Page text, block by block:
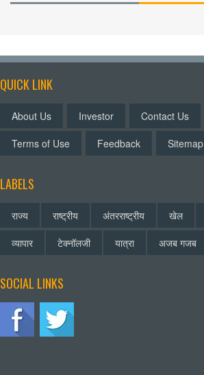
QUICK LINK
About Us Investor Contact Us
Terms of Use
Feedback Sitemap
LABELS
राज्य राष्ट्रीय अंतरराष्ट्रीय खेल
व्यापार
टेक्नॉलजी यात्रा अजब गजब
SOCIAL LINKS